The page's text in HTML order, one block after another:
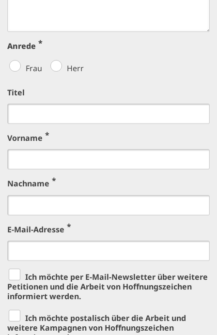
Anrede
Frau Herr
Titel
Vorname
Nachname
E-Mail-Adresse
Ich möchte per E-Mail-Newsletter über weitere
Petitionen und die Arbeit von Hoffnungszeichen
informiert werden.
Ich möchte postalisch über die Arbeit und
weitere Kampagnen von Hoffnungszeichen